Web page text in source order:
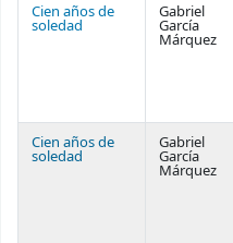
Cien años de
soledad
Gabriel
García
Márquez
Cien años de
soledad
Gabriel
García
Márquez